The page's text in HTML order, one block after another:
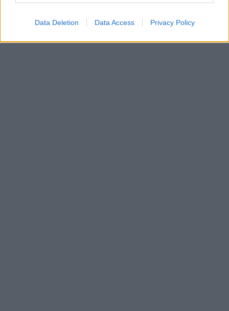
Data Deletion Data Access Privacy Policy